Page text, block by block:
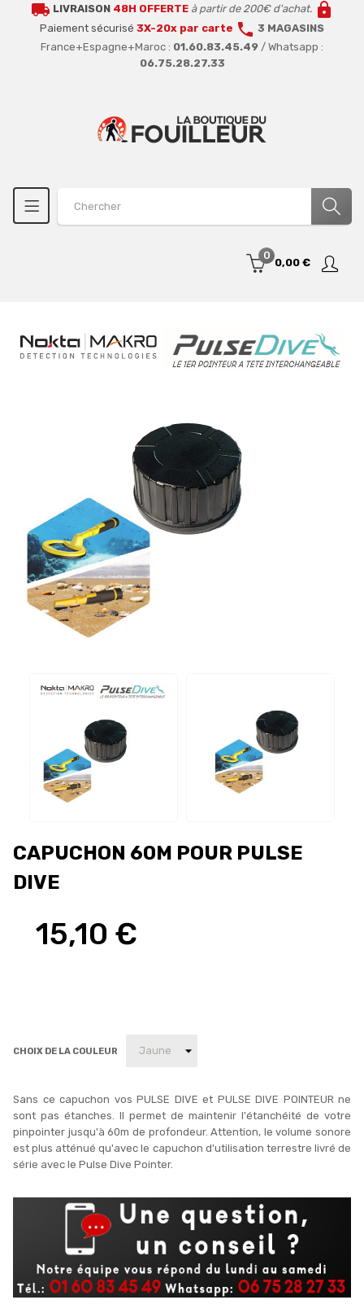
local_shipping LIVRAISON 48H OFFERTE à partir de 200€ d'achat. lock
Paiement sécurisé 3X-20x par carte call 3 MAGASINS
France+Espagne+Maroc : 01.60.83.45.49 / Whatsapp :
06.75.28.27.33
0
0,00 €
CAPUCHON 60M POUR PULSE
DIVE
15,10 €
CHOIX DE LA COULEUR
Sans ce capuchon vos PULSE DIVE et PULSE DIVE POINTEUR ne
sont pas étanches. Il permet de maintenir l'étanchéité de votre
pinpointer jusqu'à 60m de profondeur. Attention, le volume sonore
est plus atténué qu'avec le capuchon d'utilisation terrestre livré de
série avec le Pulse Dive Pointer.